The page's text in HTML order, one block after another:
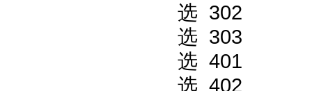
选 302
选 303
选 401
选 402